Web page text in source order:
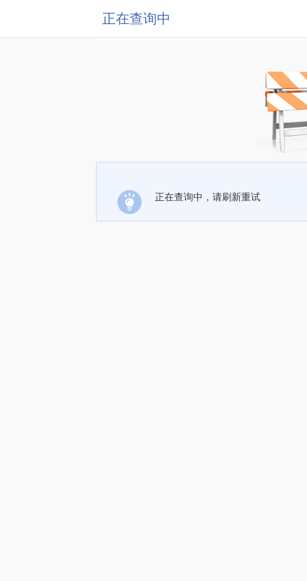
正在查询中
正在查询中，请刷新重试